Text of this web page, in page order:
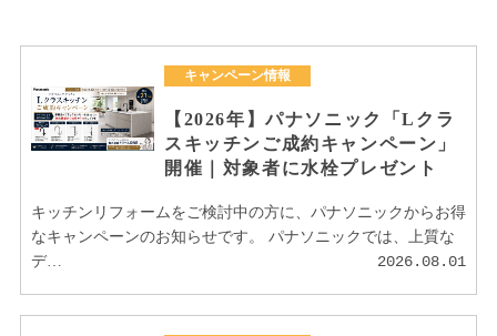
キャンペーン情報
【2026年】パナソニック「Lクラ
スキッチンご成約キャンペーン」
開催｜対象者に水栓プレゼント
キッチンリフォームをご検討中の方に、パナソニックからお得
なキャンペーンのお知らせです。 パナソニックでは、上質な
デ…
2026.08.01